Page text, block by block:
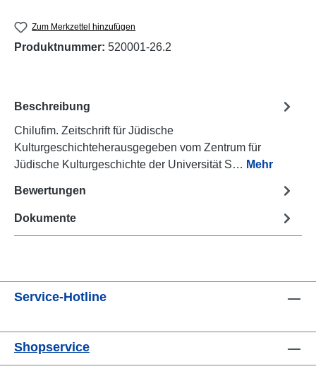
Zum Merkzettel hinzufügen
Produktnummer: 520001-26.2
Beschreibung
Chilufim. Zeitschrift für Jüdische
Kulturgeschichteherausgegeben vom Zentrum für
Jüdische Kulturgeschichte der Universität S… Mehr
Bewertungen
Dokumente
Service-Hotline
Shopservice